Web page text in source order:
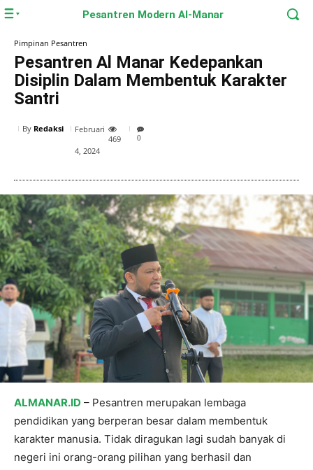
Pesantren Modern Al-Manar
Pimpinan Pesantren
Pesantren Al Manar Kedepankan
Disiplin Dalam Membentuk Karakter
Santri
By Redaksi Februari
4, 2024
469 0
ALMANAR.ID – Pesantren merupakan lembaga
pendidikan yang berperan besar dalam membentuk
karakter manusia. Tidak diragukan lagi sudah banyak di
negeri ini orang-orang pilihan yang berhasil dan